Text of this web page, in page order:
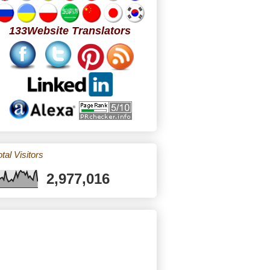
133Website Translators
Visitors
2,977,016